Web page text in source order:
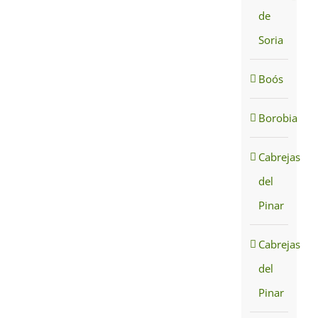
de
Soria
Boós
Borobia
Cabrejas
del
Pinar
Cabrejas
del
Pinar